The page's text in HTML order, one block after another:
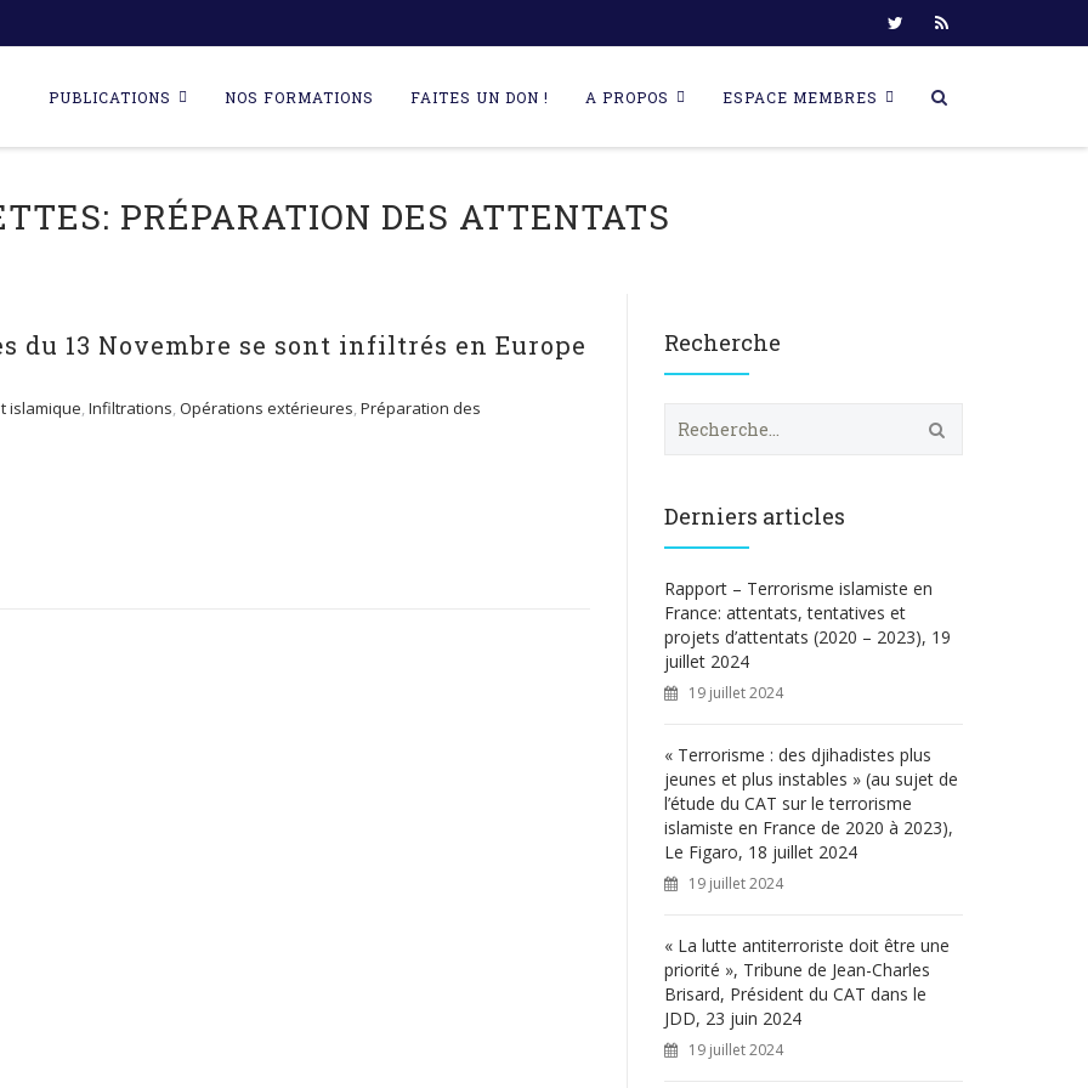
content
PUBLICATIONS NOS FORMATIONS FAITES UN DON ! A PROPOS ESPACE MEMBRES
PRÉPARATION DES ATTENTATS
du 13 Novembre se sont infiltrés en Europe
islamique, Infiltrations, Opérations extérieures, Préparation des
Recherche
e
h
e
r
:
Derniers articles
Rapport – Terrorisme islamiste en
France: attentats, tentatives et
projets d’attentats (2020 – 2023), 19
juillet 2024
19 juillet 2024
« Terrorisme : des djihadistes plus
jeunes et plus instables » (au sujet de
l’étude du CAT sur le terrorisme
islamiste en France de 2020 à 2023),
Le Figaro, 18 juillet 2024
19 juillet 2024
« La lutte antiterroriste doit être une
priorité », Tribune de Jean-Charles
Brisard, Président du CAT dans le
JDD, 23 juin 2024
19 juillet 2024